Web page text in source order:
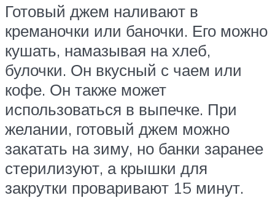
Готовый джем наливают в
креманочки или баночки. Его можно
кушать, намазывая на хлеб,
булочки. Он вкусный с чаем или
кофе. Он также может
использоваться в выпечке. При
желании, готовый джем можно
закатать на зиму, но банки заранее
стерилизуют, а крышки для
закрутки проваривают 15 минут.